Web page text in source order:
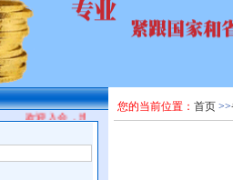
欢迎入会，增值服务。
您的当前位置： 首页 >>